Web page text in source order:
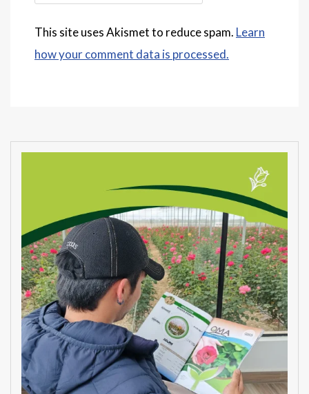
This site uses Akismet to reduce spam. Learn
how your comment data is processed.